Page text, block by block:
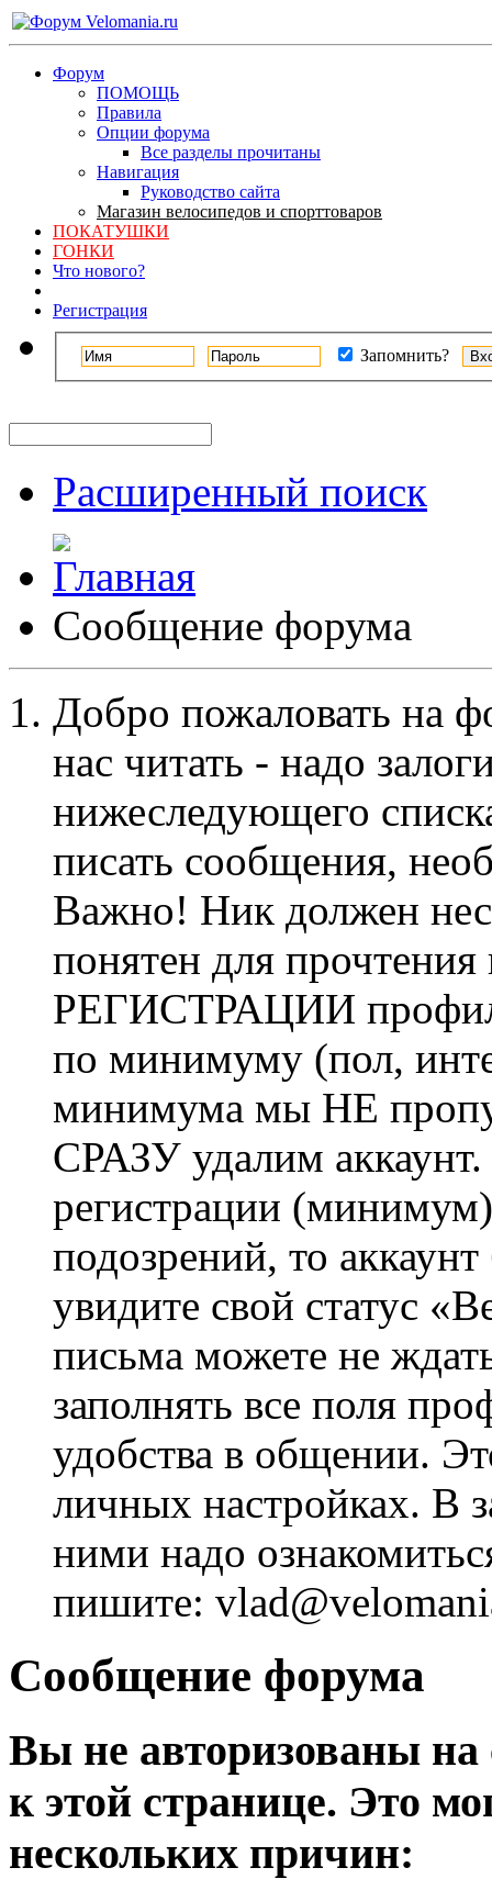
Форум
ПОМОЩЬ
Правила
Опции форума
Все разделы прочитаны
Навигация
Руководство сайта
Магазин велосипедов и спорттоваров
ПОКАТУШКИ
ГОНКИ
Что нового?
Регистрация
Запомнить?
Расширенный поиск
Сообщение форума
Добро пожаловать на
нас читать - надо
нижеследующего
писать сообщения,
Важно! Ник должен
понятен для
РЕГИСТРАЦИИ профиль
по минимуму (пол,
минимума мы НЕ
СРАЗУ удалим
регистрации
подозрений, то
увидите свой статус
письма можете не
заполнять все поля
удобства в общении.
личных настройках. В
ними надо
пишите:
Сообщение форума
Вы не авторизованы на
к этой странице. Это
нескольких причин: